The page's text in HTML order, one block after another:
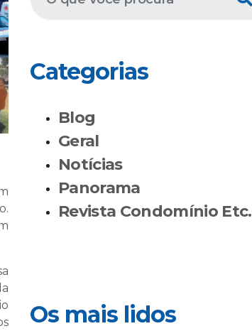
Categorias
Blog
Geral
Notícias
Panorama
Revista Condomínio Etc.
Os mais lidos